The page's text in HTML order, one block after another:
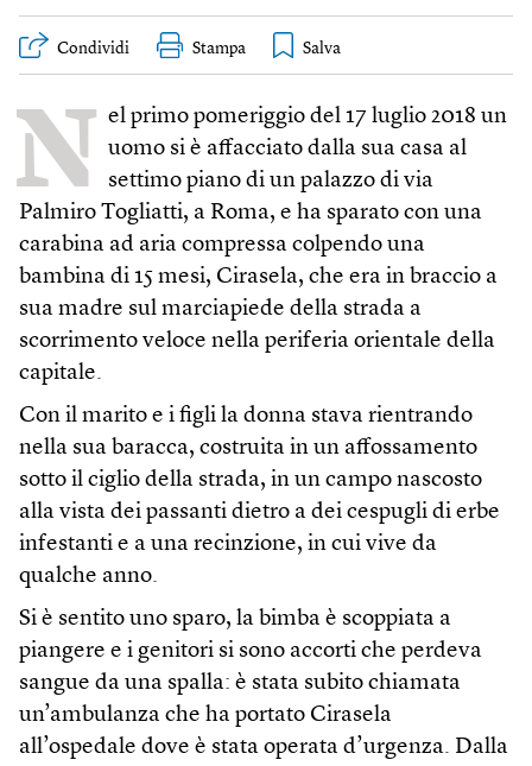
Condividi Stampa
N el primo pomeriggio del 17 luglio 2018 un
uomo si è affacciato dalla sua casa al
settimo piano di un palazzo di via
Palmiro Togliatti, a Roma, e ha sparato con una
carabina ad aria compressa colpendo una
bambina di 15 mesi, Cirasela, che era in braccio a
sua madre sul marciapiede della strada a
scorrimento veloce nella periferia orientale della
capitale.
Con il marito e i figli la donna stava rientrando
nella sua baracca, costruita in un affossamento
sotto il ciglio della strada, in un campo nascosto
alla vista dei passanti dietro a dei cespugli di erbe
infestanti e a una recinzione, in cui vive da
qualche anno.
Si è sentito uno sparo, la bimba è scoppiata a
piangere e i genitori si sono accorti che perdeva
sangue da una spalla: è stata subito chiamata
un’ambulanza che ha portato Cirasela
all’ospedale dove è stata operata d’urgenza. Dalla